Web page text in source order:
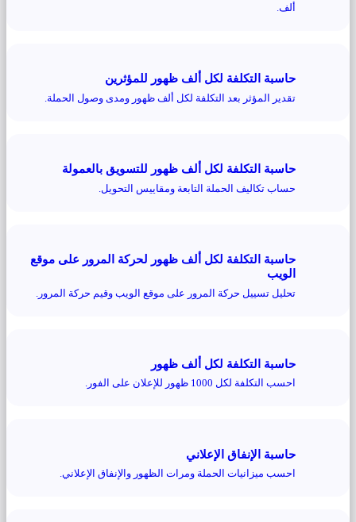
ألف.
حاسبة التكلفة لكل ألف ظهور للمؤثرين
تقدير المؤثر بعد التكلفة لكل ألف ظهور ومدى وصول الحملة.
حاسبة التكلفة لكل ألف ظهور للتسويق بالعمولة
حساب تكاليف الحملة التابعة ومقاييس التحويل.
حاسبة التكلفة لكل ألف ظهور لحركة المرور على موقع
الويب
تحليل تسييل حركة المرور على موقع الويب وقيم حركة المرور.
حاسبة التكلفة لكل ألف ظهور
احسب التكلفة لكل 1000 ظهور للإعلان على الفور.
حاسبة الإنفاق الإعلاني
احسب ميزانيات الحملة ومرات الظهور والإنفاق الإعلاني.